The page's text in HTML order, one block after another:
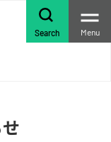
Search Menu